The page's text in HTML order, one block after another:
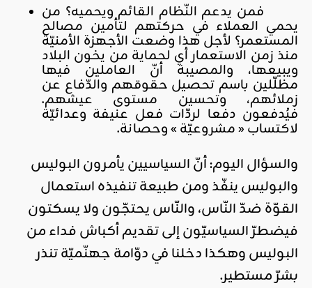
فمن يدعم النّظام القائم ويحميه؟ من
يحمي العملاء في حركتهم لتأمين مصالح
المستعمر؟ لأجل هذا وضعت الأجهزة الأمنيّة
منذ زمن الاستعمار أي لحماية من يخون البلاد
ويبيعها، والمصيبة أنّ العاملين فيها
مظلّلين باسم تحصيل حقوقهم والدّفاع عن
زملائهم، وتحسين مستوى عيشهم.
فيُدفعون دفعا لردّات فعل عنيفة وعدائيّة
لاكتساب « مشروعيّة » وحصانة.
والسؤال اليوم: أنّ السياسيين يأمرون البوليس
والبوليس ينفّذ ومن طبيعة تنفيذه استعمال
القوّة ضدّ النّاس، والنّاس يحتجّون ولا يسكتون
فيضطرّ السياسيّون إلى تقديم أكباش فداء من
البوليس وهكذا دخلنا في دوّامة جهنّميّة تنذر
بشرّ مستطير.